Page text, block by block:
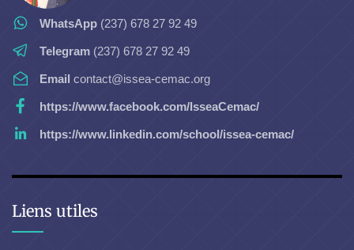
WhatsApp (237) 678 27 92 49
Telegram (237) 678 27 92 49
Email contact@issea-cemac.org
https://www.facebook.com/IsseaCemac/
https://www.linkedin.com/school/issea-cemac/
Liens utiles